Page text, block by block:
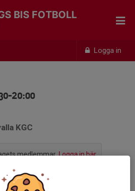
Logga in
BIS FOTBOLL
20:00
KGC
medlemmar.Logga in här